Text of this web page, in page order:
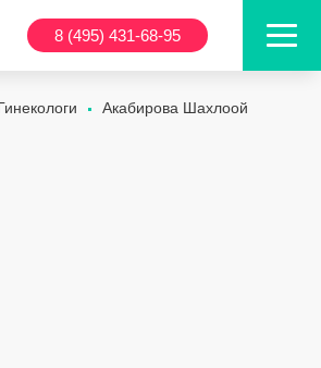
8 (495) 431-68-95
Акабирова Шахлоой